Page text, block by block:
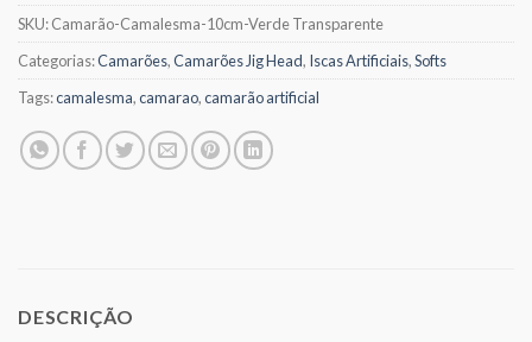
SKU:Camarão-Camalesma-10cm-Verde Transparente
Categorias:Camarões,Camarões Jig Head, Iscas Artificiais,Softs
Tags:camalesma,camarao,camarão artificial
DESCRIÇÃO